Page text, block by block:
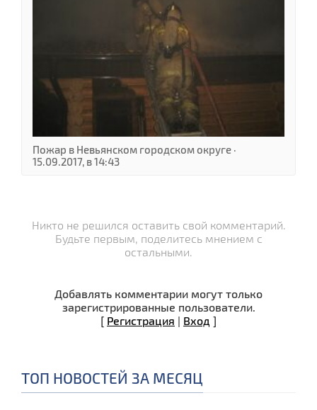
Пожар в Невьянском городском округе ·
15.09.2017, в 14:43
Никто не решился оставить свой комментарий.
Будьте первым, поделитесь мнением с
остальными.
Добавлять комментарии могут только
зарегистрированные пользователи.
[ Регистрация | Вход ]
ТОП НОВОСТЕЙ ЗА МЕСЯЦ